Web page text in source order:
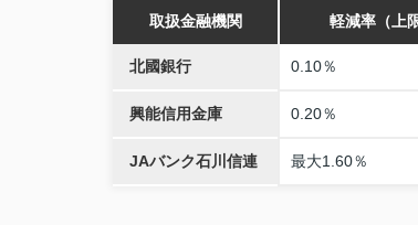
取扱金融機関 軽減率（上限
北國銀行 0.10％
興能信用金庫 0.20％
JAバンク石川信連 最大1.60％